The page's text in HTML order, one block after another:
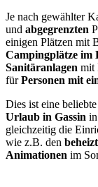
Je nach gewählter
und abgegrenzten
einigen Plätzen mit
Campingplätze im
Sanitäranlagen mit
fürPersonen mit
Dies ist eine
Urlaub in Gassin
gleichzeitig die
wie z.B. den
Animationen im